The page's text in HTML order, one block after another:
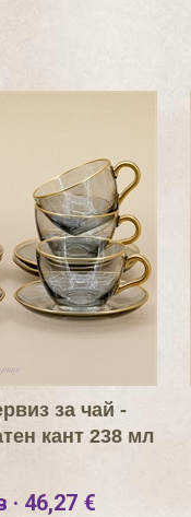
за чай -
кант 238 мл
· 46,27 €